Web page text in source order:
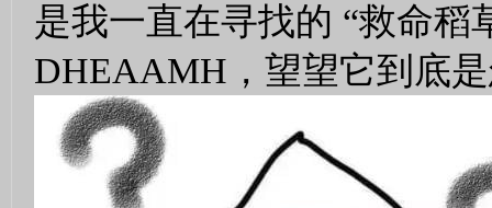
是我一直在寻找的 “救命稻
DHEAAMH，望望它到底